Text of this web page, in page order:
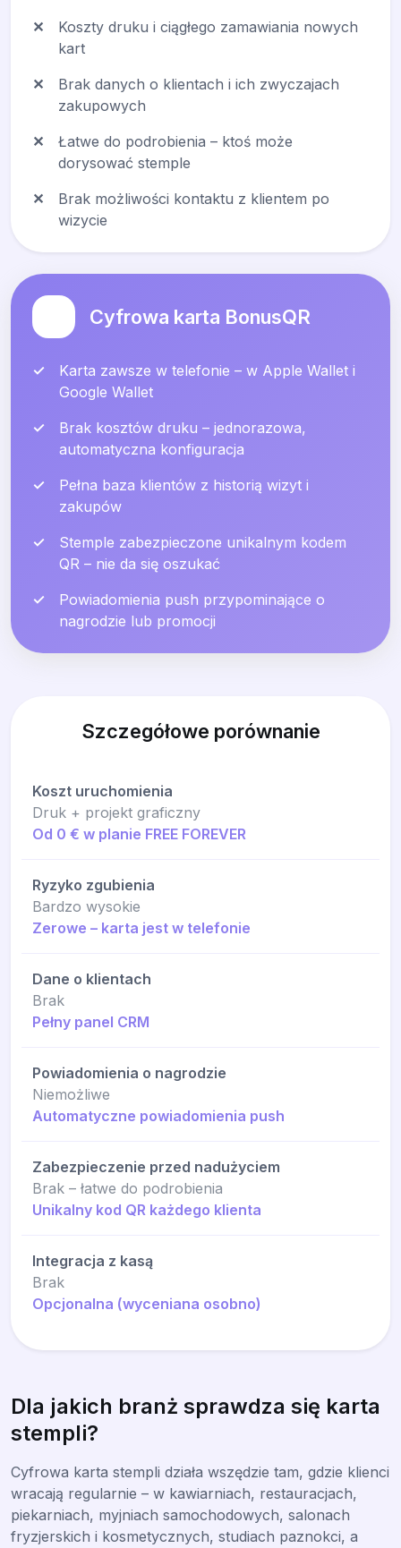
✕
Koszty druku i ciągłego zamawiania nowych
kart
✕
Brak danych o klientach i ich zwyczajach
zakupowych
✕
Łatwe do podrobienia – ktoś może
dorysować stemple
✕
Brak możliwości kontaktu z klientem po
wizycie
Cyfrowa karta BonusQR
✓
Karta zawsze w telefonie – w Apple Wallet i
Google Wallet
✓
Brak kosztów druku – jednorazowa,
automatyczna konfiguracja
✓
Pełna baza klientów z historią wizyt i
zakupów
✓
Stemple zabezpieczone unikalnym kodem
QR – nie da się oszukać
✓
Powiadomienia push przypominające o
nagrodzie lub promocji
Szczegółowe porównanie
Koszt uruchomienia
Druk + projekt graficzny
Od 0 € w planie FREE FOREVER
Ryzyko zgubienia
Bardzo wysokie
Zerowe – karta jest w telefonie
Dane o klientach
Brak
Pełny panel CRM
Powiadomienia o nagrodzie
Niemożliwe
Automatyczne powiadomienia push
Zabezpieczenie przed nadużyciem
Brak – łatwe do podrobienia
Unikalny kod QR każdego klienta
Integracja z kasą
Brak
Opcjonalna (wyceniana osobno)
Dla jakich branż sprawdza się karta
stempli?
Cyfrowa karta stempli działa wszędzie tam, gdzie klienci
wracają regularnie – w kawiarniach, restauracjach,
piekarniach, myjniach samochodowych, salonach
fryzjerskich i kosmetycznych, studiach paznokci, a